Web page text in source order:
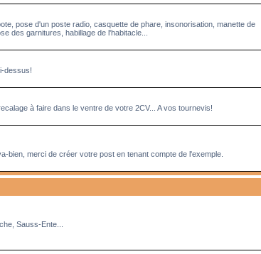
pose d'un poste radio, casquette de phare, insonorisation, manette de
des garnitures, habillage de l'habitacle...
dessus!
à faire dans le ventre de votre 2CV... A vos tournevis!
bien, merci de créer votre post en tenant compte de l'exemple.
Sauss-Ente...